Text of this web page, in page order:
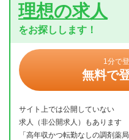
理想の求人
をお探しします！
1分で
無料で
サイト上では公開していない
求人（非公開求人）もあります
「高年収かつ転勤なしの調剤薬